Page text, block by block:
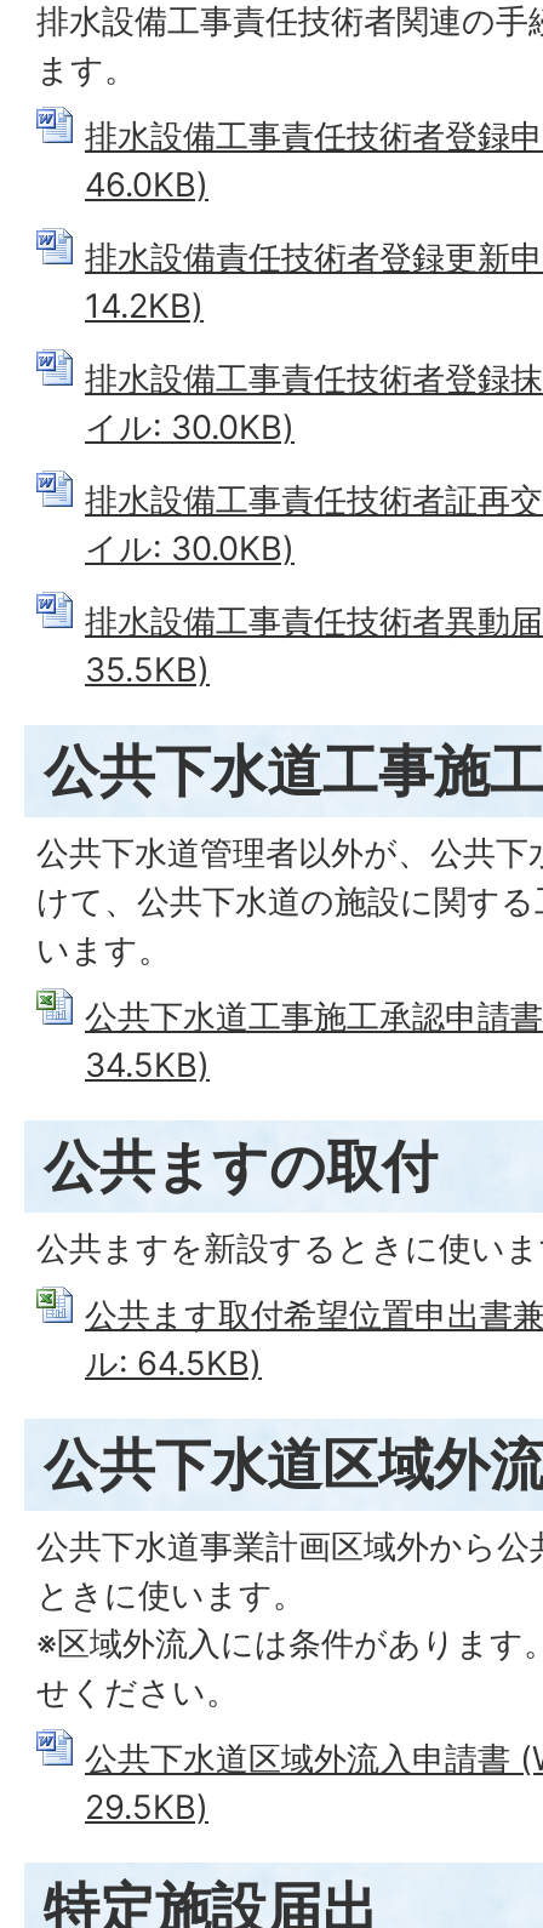
排水設備工事責任技術者関連の
ます。
排水設備工事責任技術者登録
46.0KB)
排水設備責任技術者登録更新
14.2KB)
排水設備工事責任技術者登録
イル: 30.0KB)
排水設備工事責任技術者証再
イル: 30.0KB)
排水設備工事責任技術者異動
35.5KB)
公共下水道工事施
公共下水道管理者以外が、公共
けて、公共下水道の施設に関す
います。
公共下水道工事施工承認申請
34.5KB)
公共ますの取付
公共ますを新設するときに使い
公共ます取付希望位置申出書
ル: 64.5KB)
公共下水道区域外
公共下水道事業計画区域外から
ときに使います。
※区域外流入には条件があります
せください。
公共下水道区域外流入申請書
29.5KB)
特定施設届出